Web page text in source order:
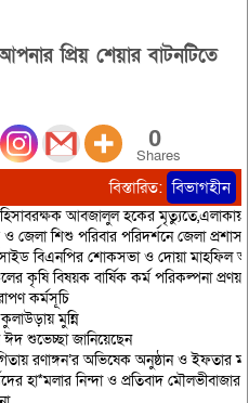
প্রিয় শেয়ার বাটনটিতে
0
Shares
বিস্তারিত: বিভাগহীন
আবজালুল হকের মৃত্যুতে,এলাকায়
শিশু পরিবার পরিদর্শনে জেলা
বিএনপির শোকসভা ও দোয়া মাহফিল
কৃষি বিষয়ক বার্ষিক কর্ম পরিকল্পনা
কর্মসূচি
মুন্নি
শুভেচ্ছা জানিয়েছেন
রণাঙ্গন’র অভিষেক অনুষ্ঠান ও ইফতার
হা*মলার নিন্দা ও প্রতিবাদ মৌলভীবাজার